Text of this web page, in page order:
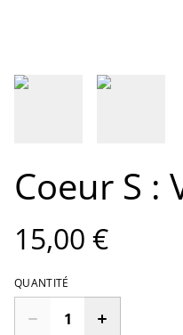
Coeur S :
15,00 €
QUANTITÉ